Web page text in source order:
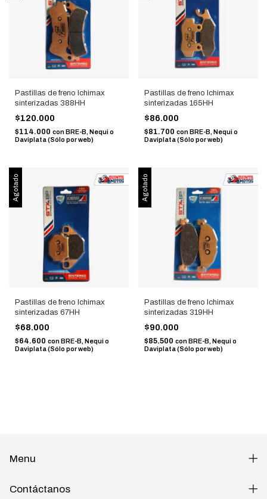
Pastillas de freno Ichimax
sinterizadas 388HH
$120.000
$114.000 con BRE-B, Nequi o
Daviplata (Sólo por web)
Pastillas de freno Ichimax
sinterizadas 165HH
$86.000
$81.700 con BRE-B, Nequi o
Daviplata (Sólo por web)
Agotado
Pastillas de freno Ichimax
sinterizadas 67HH
$68.000
$64.600 conBRE-B, Nequi o
Daviplata (Sólo por web)
Agotado
Pastillas de freno Ichimax
sinterizadas 319HH
$90.000
$85.500 con BRE-B, Nequi o
Daviplata (Sólo por web)
Menu
Contáctanos